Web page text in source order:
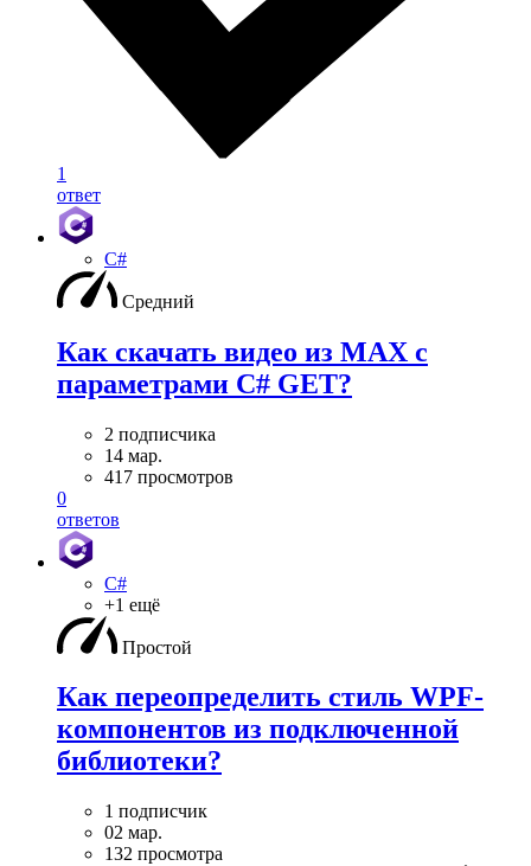
1
ответ
C#
Средний
Как скачать видео из MAX с
параметрами C# GET?
2 подписчика
14 мар.
417 просмотров
0
ответов
C#
+1 ещё
Простой
Как переопределить стиль WPF-
компонентов из подключенной
библиотеки?
1 подписчик
02 мар.
132 просмотра